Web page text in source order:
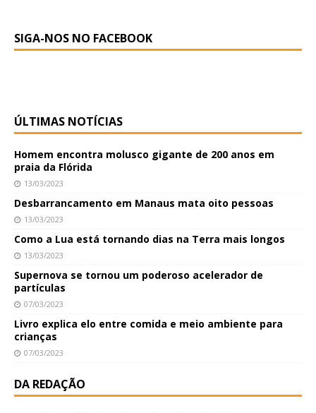
SIGA-NOS NO FACEBOOK
ÚLTIMAS NOTÍCIAS
Homem encontra molusco gigante de 200 anos em
praia da Flórida
13/03/2023
Desbarrancamento em Manaus mata oito pessoas
13/03/2023
Como a Lua está tornando dias na Terra mais longos
13/03/2023
Supernova se tornou um poderoso acelerador de
partículas
07/03/2023
Livro explica elo entre comida e meio ambiente para
crianças
07/03/2023
DA REDAÇÃO